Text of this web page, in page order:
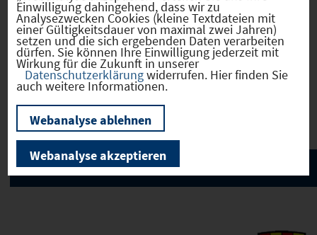
Kommunale Infrastruktur
Einwilligung dahingehend, dass wir zu
Analysezwecken Cookies (kleine Textdateien mit
einer Gültigkeitsdauer von maximal zwei Jahren)
setzen und die sich ergebenden Daten verarbeiten
dürfen. Sie können Ihre Einwilligung jederzeit mit
Wirkung für die Zukunft in unserer
Datenschutzerklärungwiderrufen. Hier finden Sie
auch weitere Informationen.
Webanalyse ablehnen
Webanalyse akzeptieren